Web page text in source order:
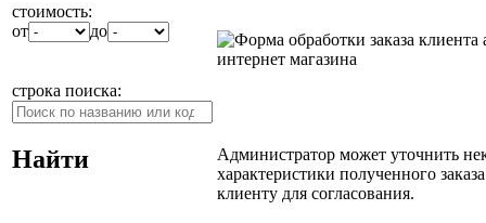
стоимость:
от
до
строка поиска:
Найти
Администратор может уточнить
характеристики полученного
клиенту для согласования.